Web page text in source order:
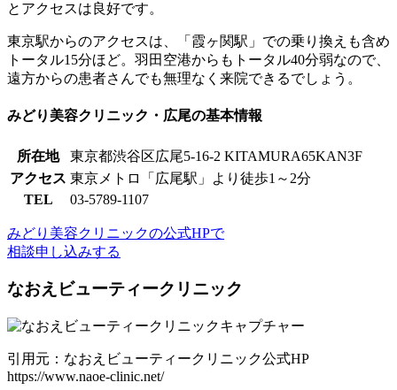
とアクセスは良好です。
東京駅からのアクセスは、「霞ヶ関駅」での乗り換えも含め
トータル15分ほど。羽田空港からもトータル40分弱なので、
遠方からの患者さんでも無理なく来院できるでしょう。
みどり美容クリニック・広尾の基本情報
所在地
東京都渋谷区広尾5-16-2 KITAMURA65KAN3F
アクセス 東京メトロ「広尾駅」より徒歩1～2分
TEL
03-5789-1107
みどり美容クリニックの公式HPで
相談申し込みする
なおえビューティークリニック
引用元：なおえビューティークリニック公式HP
https://www.naoe-clinic.net/